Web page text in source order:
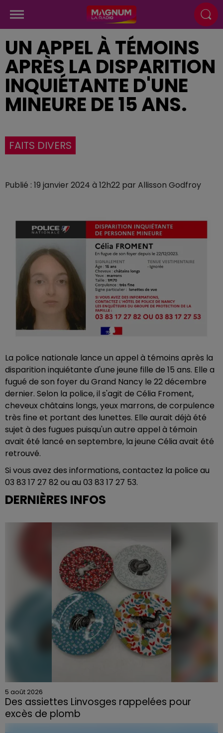
UN APPEL À TÉMOINS
APRÈS LA DISPARITION
INQUIÉTANTE D'UNE
MINEURE DE 15 ANS.
FAITS DIVERS
Publié : 19 janvier 2024 à 12h22 par Allisson Godfroy
La police nationale lance un appel à témoins après la
disparition inquiétante d'une jeune fille de 15 ans. Elle a
fugué de son foyer du Grand Nancy le 22 décembre
dernier. Selon la police, il s'agit de Célia Froment,
cheveux châtains longs, yeux marrons, de corpulence
très fine et portant des lunettes. Elle aurait déjà été
sujet à des fugues puisqu'un autre appel à témoin
avait été lancé en septembre, la jeune Célia avait été
retrouvé.
Si vous avez des informations, contactez la police au
03 83 17 27 82 ou au 03 83 17 27 53.
DERNIÈRES INFOS
5 août 2026
Des assiettes Linvosges rappelées pour
excès de plomb
Du plomb a été détecté dans deux assiettes en